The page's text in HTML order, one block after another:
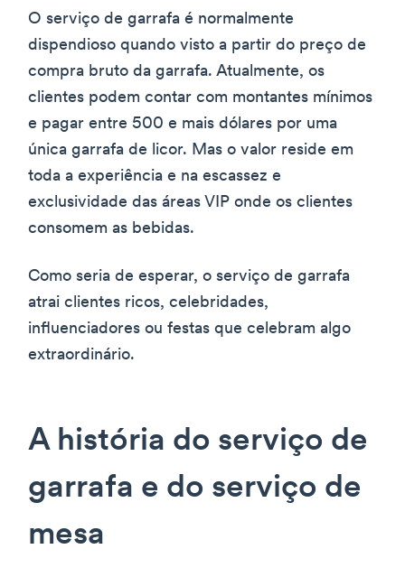
O serviço de garrafa é normalmente
dispendioso quando visto a partir do preço de
compra bruto da garrafa. Atualmente, os
clientes podem contar com montantes mínimos
e pagar entre 500 e mais dólares por uma
única garrafa de licor. Mas o valor reside em
toda a experiência e na escassez e
exclusividade das áreas VIP onde os clientes
consomem as bebidas.
Como seria de esperar, o serviço de garrafa
atrai clientes ricos, celebridades,
influenciadores ou festas que celebram algo
extraordinário.
A história do serviço de
garrafa e do serviço de
mesa